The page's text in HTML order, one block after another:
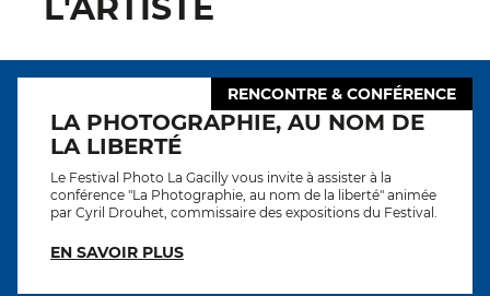
L'ARTISTE
RENCONTRE & CONFÉRENCE
LA PHOTOGRAPHIE, AU NOM DE
LA LIBERTÉ
Le Festival Photo La Gacilly vous invite à assister à la
conférence "La Photographie, au nom de la liberté" animée
par Cyril Drouhet, commissaire des expositions du Festival.
EN SAVOIR PLUS